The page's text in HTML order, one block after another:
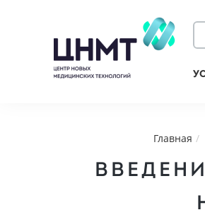
Главная